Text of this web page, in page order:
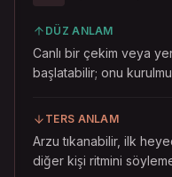
DÜZ ANLAM
Canlı bir çekim veya
başlatabilir; onu
TERS ANLAM
Arzu tıkanabilir, ilk
diğer kişi ritmini